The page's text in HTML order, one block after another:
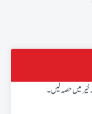
خیر میں حصہ لیں۔